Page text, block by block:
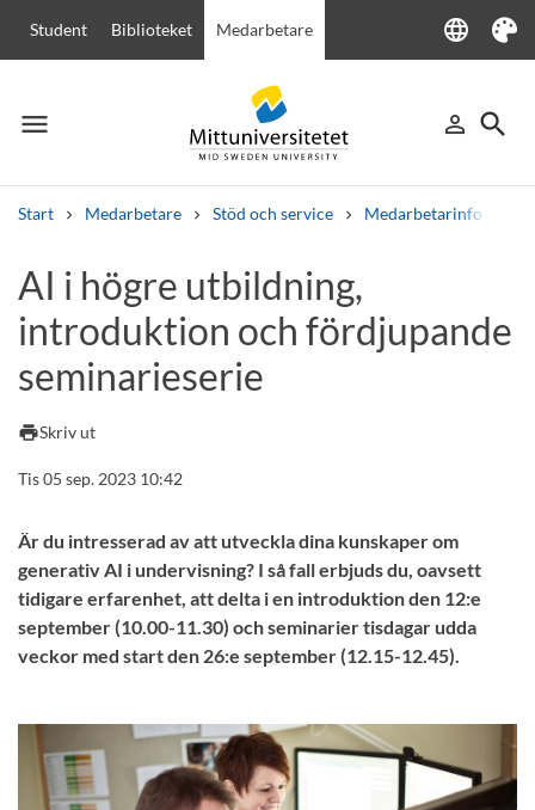
Student Biblioteket Medarbetare language
Language
Tema
menu
Meny person_outline
Logga in
search
Sök
Start Medarbetare Stöd och service Medarbetarinfo
Andra söktjänster
Kurser och programKursplaner VälkomstbrevPersonal
Lediga jobb
AI i högre utbildning,
introduktion och fördjupande
seminarieserie
printSkriv ut
Tis 05 sep. 2023 10:42
Är du intresserad av att utveckla dina kunskaper om
generativ AI i undervisning? I så fall erbjuds du, oavsett
tidigare erfarenhet, att delta i en introduktion den 12:e
september (10.00-11.30) och seminarier tisdagar udda
veckor med start den 26:e september (12.15-12.45).